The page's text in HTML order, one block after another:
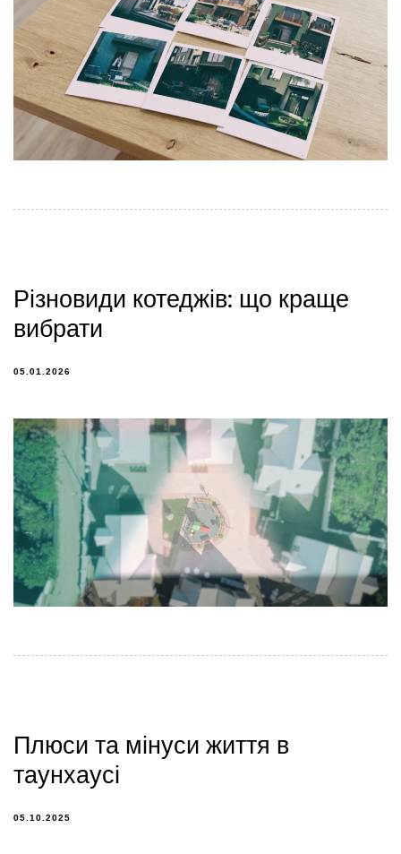
Різновиди котеджів: що краще
вибрати
05.01.2026
Плюси та мінуси життя в
таунхаусі
05.10.2025